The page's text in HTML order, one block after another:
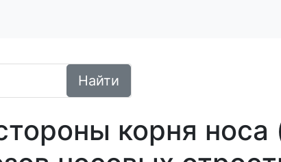
Найти
корня